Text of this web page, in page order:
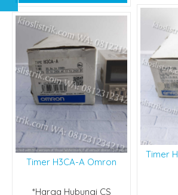
Timer
Timer H3CA-A Omron
*Harga Hubungi CS